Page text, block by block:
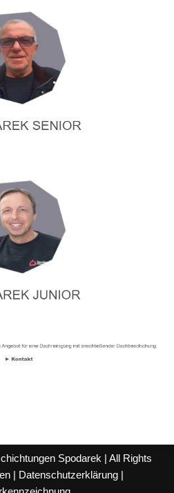
Spodarek | All Rights
Datenschutzerklärung